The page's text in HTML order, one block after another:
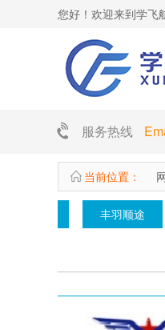
您好！欢迎来到学飞
服务热线
当前位置：
机载互联网